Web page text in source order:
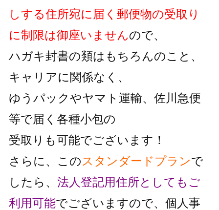
しする住所宛に届く郵便物の受取り
に制限は御座いませんので、
ハガキ封書の類はもちろんのこと、
キャリアに関係なく、
ゆうパックやヤマト運輸、佐川急便
等で届く各種小包の
受取りも可能でございます！
さらに、この スタンダードプランで
したら、 法人登記用住所としても ご
利用可能でございますので、個人事